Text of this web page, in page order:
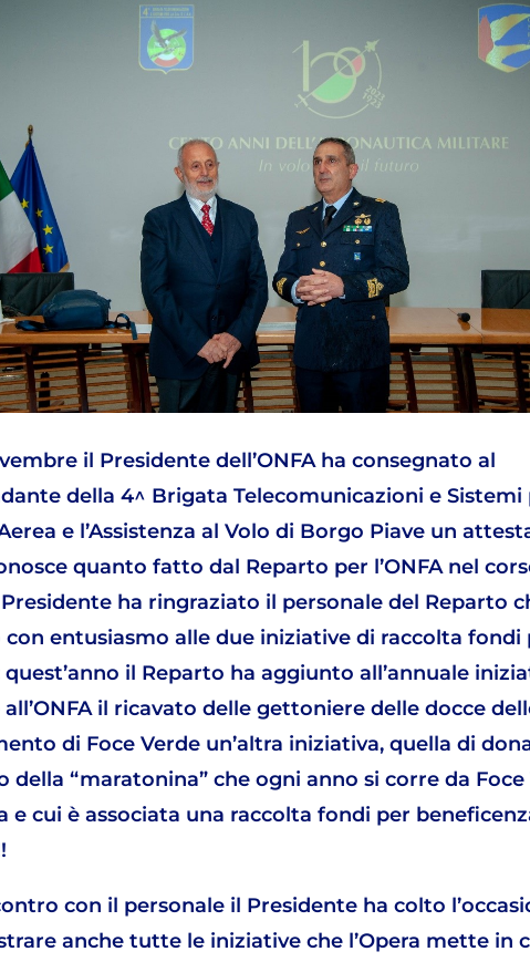
il Presidente dell’ONFA ha consegnato al
della 4^ Brigata Telecomunicazioni e Sistemi
e l’Assistenza al Volo di Borgo Piave un
quanto fatto dal Reparto per l’ONFA nel
Presidente ha ringraziato il personale del Reparto
entusiasmo alle due iniziative di raccolta fondi
quest’anno il Reparto ha aggiunto all’annuale
il ricavato delle gettoniere delle docce
di Foce Verde un’altra iniziativa, quella di
della “maratonina” che ogni anno si corre da Foce
e cui è associata una raccolta fondi per
con il personale il Presidente ha colto
anche tutte le iniziative che l’Opera mette in